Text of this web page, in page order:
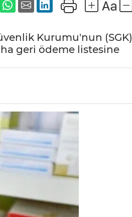
Kurumu'nun (SGK)
geri ödeme listesine